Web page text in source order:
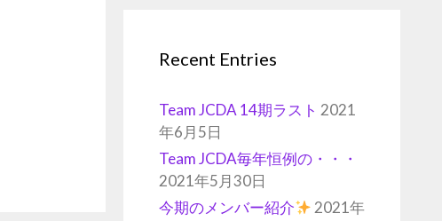
Recent Entries
Team JCDA 14期ラスト 2021
年6月5日
Team JCDA毎年恒例の・・・
2021年5月30日
今期のメンバー紹介
2021年